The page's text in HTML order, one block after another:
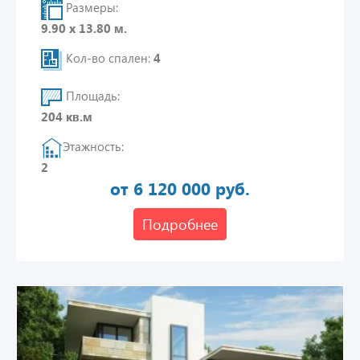
Размеры:
9.90 х 13.80 м.
Кол-во спален: 4
Площадь:
204 кв.м
Этажность:
2
от 6 120 000 руб.
Подробнее